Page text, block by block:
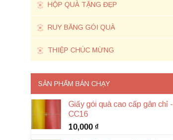
HỘP QUÀ TẶNG ĐẸP
RUY BĂNG GÓI QUÀ
THIỆP CHÚC MỪNG
SẢN PHẨM BÁN CHẠY
Giấy gói quà cao cấp gân chỉ -
CC16
10,000 ₫